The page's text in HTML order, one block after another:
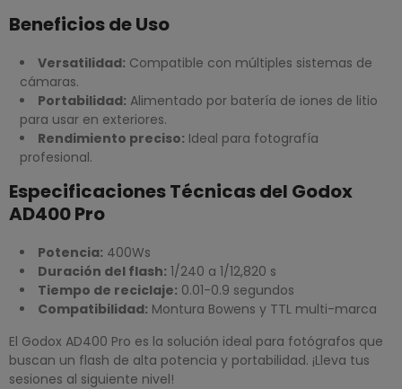
Beneficios de Uso
Versatilidad: Compatible con múltiples sistemas de
cámaras.
Portabilidad: Alimentado por batería de iones de litio
para usar en exteriores.
Rendimiento preciso: Ideal para fotografía
profesional.
Especificaciones Técnicas del Godox
AD400 Pro
Potencia: 400Ws
Duración del flash: 1/240 a 1/12,820 s
Tiempo de reciclaje: 0.01-0.9 segundos
Compatibilidad: Montura Bowens y TTL multi-marca
El Godox AD400 Pro es la solución ideal para fotógrafos que
buscan un flash de alta potencia y portabilidad. ¡Lleva tus
sesiones al siguiente nivel!